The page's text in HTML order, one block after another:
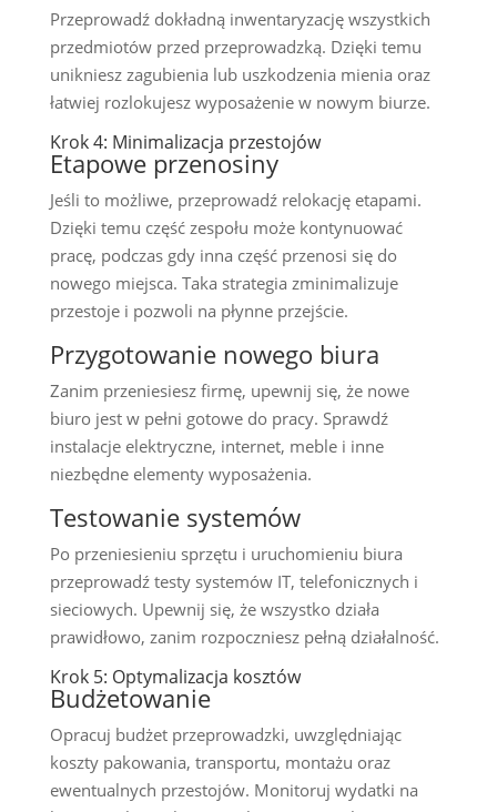
Przeprowadź dokładną inwentaryzację wszystkich
przedmiotów przed przeprowadzką. Dzięki temu
unikniesz zagubienia lub uszkodzenia mienia oraz
łatwiej rozlokujesz wyposażenie w nowym biurze.
Krok 4: Minimalizacja przestojów
Etapowe przenosiny
Jeśli to możliwe, przeprowadź relokację etapami.
Dzięki temu część zespołu może kontynuować
pracę, podczas gdy inna część przenosi się do
nowego miejsca. Taka strategia zminimalizuje
przestoje i pozwoli na płynne przejście.
Przygotowanie nowego biura
Zanim przeniesiesz firmę, upewnij się, że nowe
biuro jest w pełni gotowe do pracy. Sprawdź
instalacje elektryczne, internet, meble i inne
niezbędne elementy wyposażenia.
Testowanie systemów
Po przeniesieniu sprzętu i uruchomieniu biura
przeprowadź testy systemów IT, telefonicznych i
sieciowych. Upewnij się, że wszystko działa
prawidłowo, zanim rozpoczniesz pełną działalność.
Krok 5: Optymalizacja kosztów
Budżetowanie
Opracuj budżet przeprowadzki, uwzględniając
koszty pakowania, transportu, montażu oraz
ewentualnych przestojów. Monitoruj wydatki na